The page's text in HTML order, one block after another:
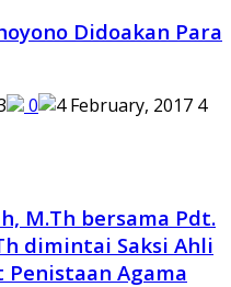
Didoakan Para
0
4
M.Th bersama Pdt.
dimintai Saksi Ahli
Agama